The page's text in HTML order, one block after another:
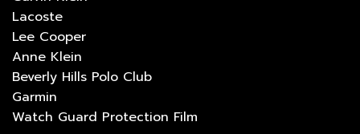
Lacoste
Lee Cooper
Anne Klein
Beverly Hills Polo Club
Garmin
Watch Guard Protection Film